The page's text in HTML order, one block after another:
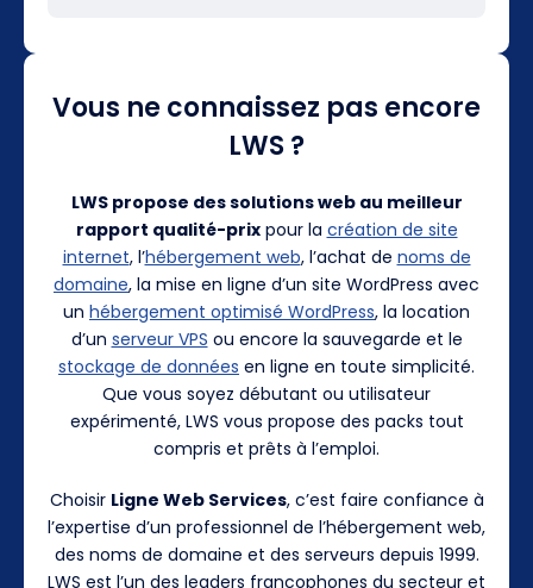
Vous ne connaissez pas encore
LWS ?
LWS propose des solutions web au meilleur
rapport qualité-prixpour la création de site
internet, l’hébergement web, l’achat de noms de
domaine, la mise en ligne d’un site WordPress avec
un hébergement optimisé WordPress, la location
d’un serveur VPS ou encore la sauvegarde et le
stockage de données en ligne en toute simplicité.
Que vous soyez débutant ou utilisateur
expérimenté, LWS vous propose des packs tout
compris et prêts à l’emploi.
Choisir Ligne Web Services, c’est faire confiance à
l’expertise d’un professionnel de l’hébergement web,
des noms de domaine et des serveurs depuis 1999.
LWS est l’un des leaders francophones du secteur et